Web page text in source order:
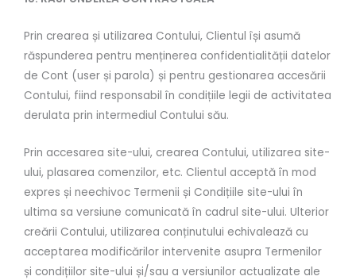
Prin crearea și utilizarea Contului, Clientul își asumă
răspunderea pentru menținerea confidentialității datelor
de Cont (user și parola) și pentru gestionarea accesării
Contului, fiind responsabil în condițiile legii de activitatea
derulata prin intermediul Contului său.
Prin accesarea site-ului, crearea Contului, utilizarea site-
ului, plasarea comenzilor, etc. Clientul acceptă în mod
expres și neechivoc Termenii și Condițiile site-ului în
ultima sa versiune comunicată în cadrul site-ului. Ulterior
creării Contului, utilizarea conținutului echivalează cu
acceptarea modificărilor intervenite asupra Termenilor
și condițiilor site-ului și/sau a versiunilor actualizate ale